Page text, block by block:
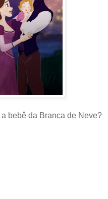
bebê da Branca de Neve?